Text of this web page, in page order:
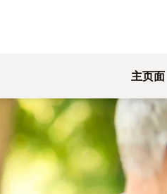
主页面